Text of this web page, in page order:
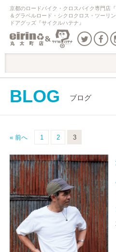
京都のロードバイク・クロスバイク専門店
＆グラベルロード・シクロクロス・ツーリ
ドアグッズ『サイクルハテナ』
BLOG ブログ
« 前へ 1 2 3